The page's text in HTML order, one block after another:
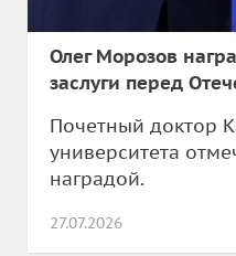
Олег Морозов
заслуги перед
Почетный доктор
университета
наградой.
27.07.2026